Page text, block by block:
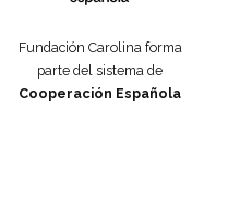
Fundación Carolina forma
parte del sistema de
Cooperación Española